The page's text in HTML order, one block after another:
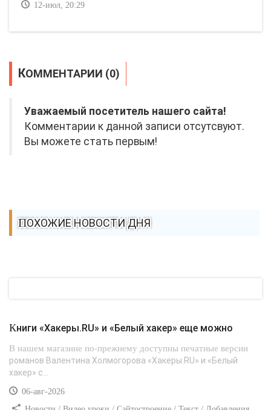
12-июл, 20:29
КОММЕНТАРИИ (0)
Уважаемый посетитель нашего сайта!
Комментарии к данной записи отсутсвуют.
Вы можете стать первым!
ПОХОЖИЕ НОВОСТИ ДНЯ
Книги «Хакеры.RU» и «Белый хакер» еще можно
В нашем магазине по-прежнему доступны печатные версии
романов Валентина Холмогорова «Хакеры.RU» и «Белый
хакер» с...
06-авг-2026